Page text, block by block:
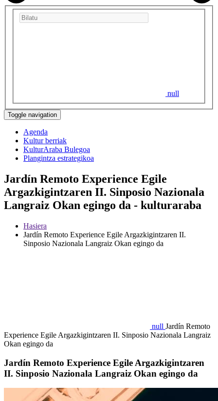
null
Toggle navigation
Agenda
Kultur berriak
KulturAraba Bulegoa
Plangintza estrategikoa
Jardín Remoto Experience Egile
Argazkigintzaren II. Sinposio Nazionala
Langraiz Okan egingo da - kulturaraba
Hasiera
Jardín Remoto Experience Egile Argazkigintzaren II.
Sinposio Nazionala Langraiz Okan egingo da
null Jardín Remoto
Experience Egile Argazkigintzaren II. Sinposio Nazionala Langraiz
Okan egingo da
Jardín Remoto Experience Egile Argazkigintzaren
II. Sinposio Nazionala Langraiz Okan egingo da